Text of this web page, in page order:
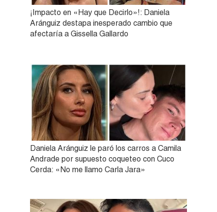
¡Impacto en «Hay que Decirlo»!: Daniela
Aránguiz destapa inesperado cambio que
afectaría a Gissella Gallardo
Daniela Aránguiz le paró los carros a Camila
Andrade por supuesto coqueteo con Cuco
Cerda: «No me llamo Carla Jara»